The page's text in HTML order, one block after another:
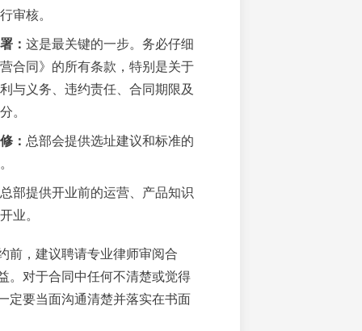
审核。
： 这是最关键的一步。务必仔细
合同》的所有条款，特别是关于
与义务、违约责任、合同期限及
。
： 总部会提供选址建议和标准的
总部提供开业前的运营、产品知识
业。
前，建议聘请专业律师审阅合
。对于合同中任何不清楚或觉得
定要当面沟通清楚并落实在书面